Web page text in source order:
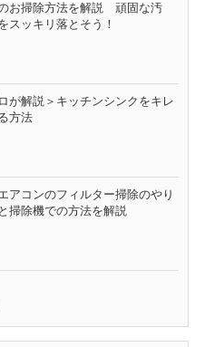
お掃除方法を解説 頑固な汚
スッキリ落とそう！
が解説＞キッチンシンクをキレ
方法
アコンのフィルター掃除のやり
掃除機での方法を解説